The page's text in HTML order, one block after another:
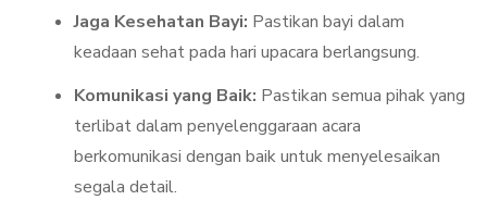
Jaga Kesehatan Bayi: Pastikan bayi dalam
keadaan sehat pada hari upacara berlangsung.
Komunikasi yang Baik: Pastikan semua pihak yang
terlibat dalam penyelenggaraan acara
berkomunikasi dengan baik untuk menyelesaikan
segala detail.